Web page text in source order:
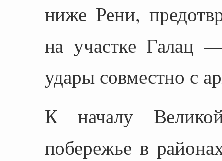
ниже Рени,
на участке Галац
удары совместно с
К началу
побережье в